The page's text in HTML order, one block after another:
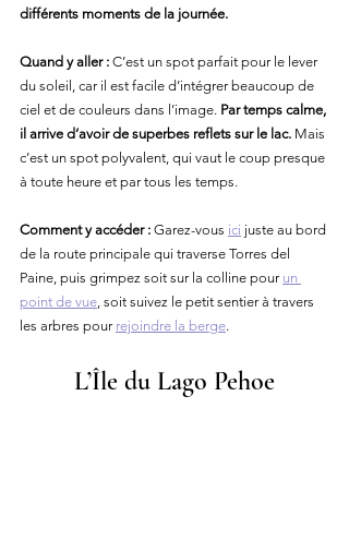
différents moments de la journée.
Quand y aller : C’est un spot parfait pour le lever
du soleil, car il est facile d’intégrer beaucoup de
ciel et de couleurs dans l’image. Par temps calme,
il arrive d’avoir de superbes reflets sur le lac. Mais
c’est un spot polyvalent, qui vaut le coup presque
à toute heure et par tous les temps.
Comment y accéder : Garez-vous ici juste au bord
de la route principale qui traverse Torres del
Paine, puis grimpez soit sur la colline pour un
point de vue, soit suivez le petit sentier à travers
les arbres pour rejoindre la berge.
L’Île du Lago Pehoe